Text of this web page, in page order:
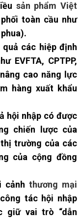
sản phẩm Việt
toàn cầu như
các hiệp định
EVFTA, CPTPP,
cao năng lực
hàng xuất khẩu
hội nhập có được
chiến lược của
trường của các
của cộng đồng
cảnh thương mại
tác hội nhập
giữ vai trò “dẫn